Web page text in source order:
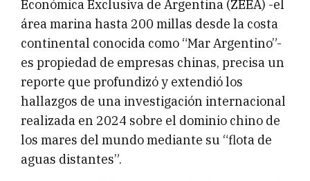
Económica Exclusiva de Argentina (ZEEA) -el
área marina hasta 200 millas desde la costa
continental conocida como “Mar Argentino”-
es propiedad de empresas chinas, precisa un
reporte que profundizó y extendió los
hallazgos de una investigación internacional
realizada en 2024 sobre el dominio chino de
los mares del mundo mediante su “flota de
aguas distantes”.